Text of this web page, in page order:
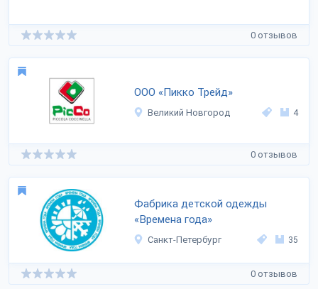
0 отзывов
ООО «Пикко Трейд»
Великий Новгород 4
0 отзывов
Фабрика детской одежды
«Времена года»
Санкт-Петербург 35
0 отзывов